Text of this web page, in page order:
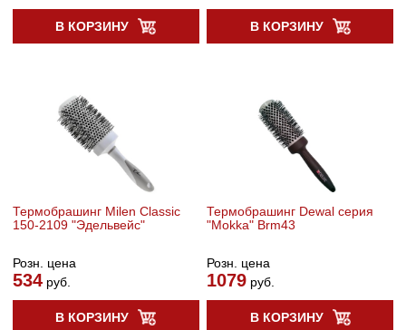
В КОРЗИНУ В КОРЗИНУ
Термобрашинг Milen Classic
150-2109 "Эдельвейс"
Розн. цена
534руб.
В КОРЗИНУ
Термобрашинг Dewal серия
"Mokka" Brm43
Розн. цена
1079 руб.
В КОРЗИНУ